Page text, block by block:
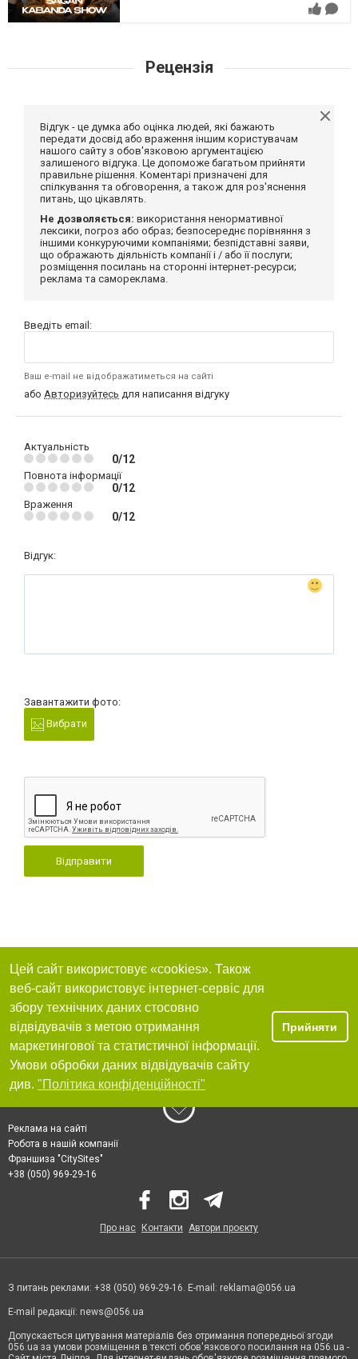
Рецензія
Відгук - це думка або оцінка людей, які бажають
передати досвід або враження іншим користувачам
нашого сайту з обов'язковою аргументацією
залишеного відгука. Це допоможе багатьом прийняти
правильне рішення. Коментарі призначені для
спілкування та обговорення, а також для роз'яснення
питань, що цікавлять.
Не дозволяється: використання ненормативної
лексики, погроз або образ; безпосереднє порівняння з
іншими конкуруючими компаніями; безпідставні заяви,
що ображають діяльність компанії і / або її послуги;
розміщення посилань на сторонні інтернет-ресурси;
реклама та самореклама.
Введіть email:
Ваш e-mail не відображатиметься на сайті
або Авторизуйтесь для написання відгуку
Актуальність
0/12
Повнота інформації
0/12
Враження
0/12
Відгук:
Завантажити фото:
Вибрати
Відправити
Цей сайт використовує «cookies». Також
веб-сайт використовує інтернет-сервіс для
збору технічних даних стосовно
відвідувачів з метою отримання
маркетингової та статистичної інформації.
Умови обробки даних відвідувачів сайту
див. "Політика конфіденційності"
Прийняти
Реклама на сайті
Робота в нашій компанії
Франшиза "CitySites"
+38 (050) 969-29-16
Про нас Контакти Автори проєкту
З питань реклами: +38 (050) 969-29-16. E-mail: reklama@056.ua
E-mail редакції: news@056.ua
Допускається цитування матеріалів без отримання попередньої згоди
056.ua за умови розміщення в тексті обов'язкового посилання на 056.ua -